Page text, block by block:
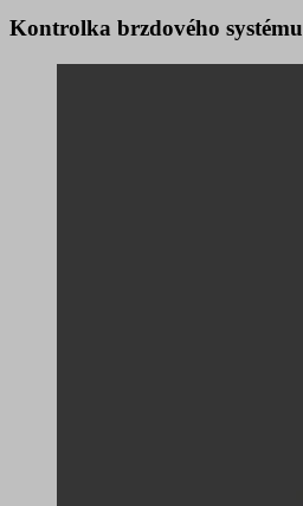
Kontrolka brzdového systému